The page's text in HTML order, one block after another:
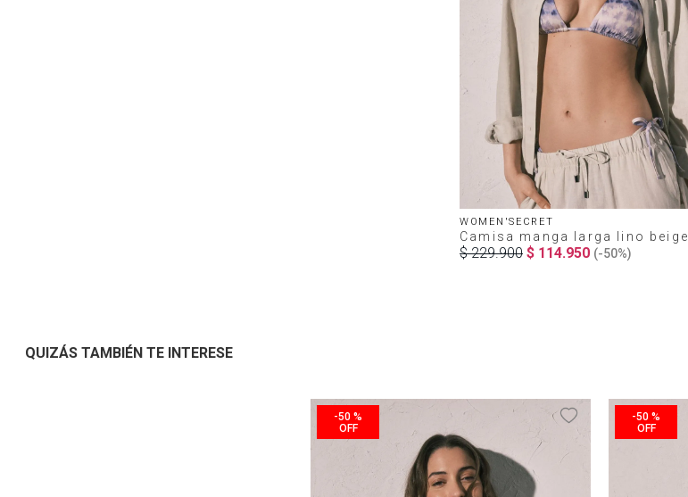
WOMEN'SECRET
Camisa manga larga lino beige
$ 229.900 $ 114.950 (-50%)
QUIZÁS TAMBIÉN TE INTERESE
-50 % -50 %